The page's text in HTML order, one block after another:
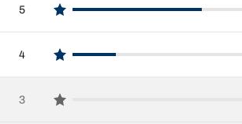
5
star reviews
4
star reviews
3
star reviews